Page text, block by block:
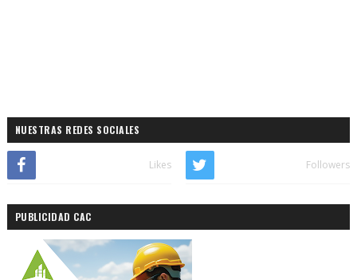
NUESTRAS REDES SOCIALES
Likes Followers
PUBLICIDAD CAC